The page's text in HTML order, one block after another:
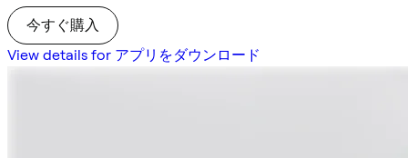
今すぐ購入
View details for アプリをダウンロード